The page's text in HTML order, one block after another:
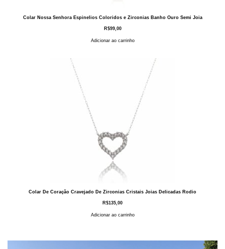
Colar Nossa Senhora Espinelios Coloridos e Zirconias Banho Ouro Semi Joia
R$99,00
Adicionar ao carrinho
Colar De Coração Cravejado De Zirconias Cristais Joias Delicadas Rodio
R$135,00
Adicionar ao carrinho